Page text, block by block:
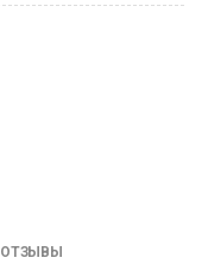
ОТЗЫВЫ